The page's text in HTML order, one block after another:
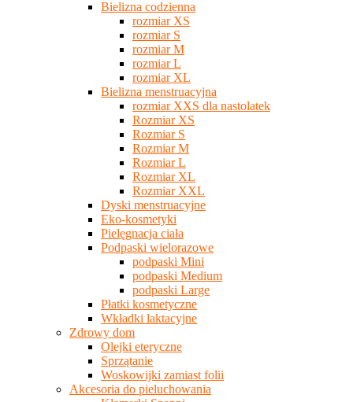
Bielizna codzienna
rozmiar XS
rozmiar S
rozmiar M
rozmiar L
rozmiar XL
Bielizna menstruacyjna
rozmiar XXS dla nastolatek
Rozmiar XS
Rozmiar S
Rozmiar M
Rozmiar L
Rozmiar XL
Rozmiar XXL
Dyski menstruacyjne
Eko-kosmetyki
Pielęgnacja ciała
Podpaski wielorazowe
podpaski Mini
podpaski Medium
podpaski Large
Płatki kosmetyczne
Wkładki laktacyjne
Zdrowy dom
Olejki eteryczne
Sprzątanie
Woskowijki zamiast folii
Akcesoria do pieluchowania